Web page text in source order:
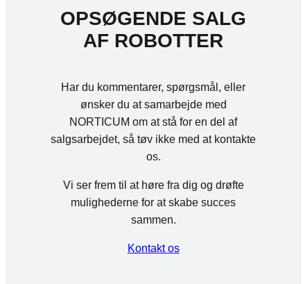
OPSØGENDE SALG
AF ROBOTTER
Har du kommentarer, spørgsmål, eller
ønsker du at samarbejde med
NORTICUM om at stå for en del af
salgsarbejdet, så tøv ikke med at kontakte
os.
Vi ser frem til at høre fra dig og drøfte
mulighederne for at skabe succes
sammen.
Kontakt os